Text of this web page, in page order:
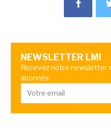
NEWSLETTER LMI
Recevez notre newsletter
abonnés